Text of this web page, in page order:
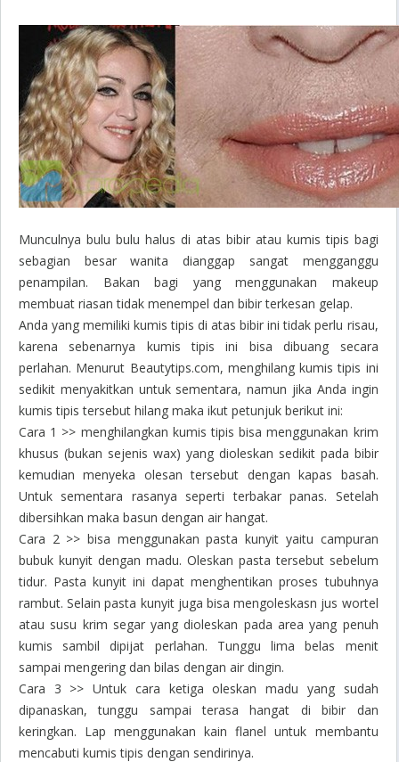
Munculnya bulu bulu halus di atas bibir atau kumis tipis bagi
sebagian besar wanita dianggap sangat mengganggu
penampilan. Bakan bagi yang menggunakan makeup
membuat riasan tidak menempel dan bibir terkesan gelap.
Anda yang memiliki kumis tipis di atas bibir ini tidak perlu risau,
karena sebenarnya kumis tipis ini bisa dibuang secara
perlahan. Menurut Beautytips.com, menghilang kumis tipis ini
sedikit menyakitkan untuk sementara, namun jika Anda ingin
kumis tipis tersebut hilang maka ikut petunjuk berikut ini:
Cara 1 >> menghilangkan kumis tipis bisa menggunakan krim
khusus (bukan sejenis wax) yang dioleskan sedikit pada bibir
kemudian menyeka olesan tersebut dengan kapas basah.
Untuk sementara rasanya seperti terbakar panas. Setelah
dibersihkan maka basun dengan air hangat.
Cara 2 >>bisa menggunakan pasta kunyit yaitu campuran
bubuk kunyit dengan madu. Oleskan pasta tersebut sebelum
tidur. Pasta kunyit ini dapat menghentikan proses tubuhnya
rambut. Selain pasta kunyit juga bisa mengoleskasn jus wortel
atau susu krim segar yang dioleskan pada area yang penuh
kumis sambil dipijat perlahan. Tunggu lima belas menit
sampai mengering dan bilas dengan air dingin.
Cara 3 >>Untuk cara ketiga oleskan madu yang sudah
dipanaskan, tunggu sampai terasa hangat di bibir dan
keringkan. Lap menggunakan kain flanel untuk membantu
mencabuti kumis tipis dengan sendirinya.